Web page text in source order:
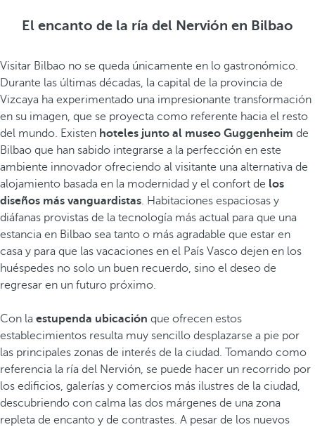
El encanto de la ría del Nervión en Bilbao
Visitar Bilbao no se queda únicamente en lo gastronómico.
Durante las últimas décadas, la capital de la provincia de
Vizcaya ha experimentado una impresionante transformación
en su imagen, que se proyecta como referente hacia el resto
del mundo. Existen hoteles junto al museo Guggenheim de
Bilbao que han sabido integrarse a la perfección en este
ambiente innovador ofreciendo al visitante una alternativa de
alojamiento basada en la modernidad y el confort de los
diseños más vanguardistas. Habitaciones espaciosas y
diáfanas provistas de la tecnología más actual para que una
estancia en Bilbao sea tanto o más agradable que estar en
casa y para que las vacaciones en el País Vasco dejen en los
huéspedes no solo un buen recuerdo, sino el deseo de
regresar en un futuro próximo.
Con la estupenda ubicación que ofrecen estos
establecimientos resulta muy sencillo desplazarse a pie por
las principales zonas de interés de la ciudad. Tomando como
referencia la ría del Nervión, se puede hacer un recorrido por
los edificios, galerías y comercios más ilustres de la ciudad,
descubriendo con calma las dos márgenes de una zona
repleta de encanto y de contrastes. A pesar de los nuevos